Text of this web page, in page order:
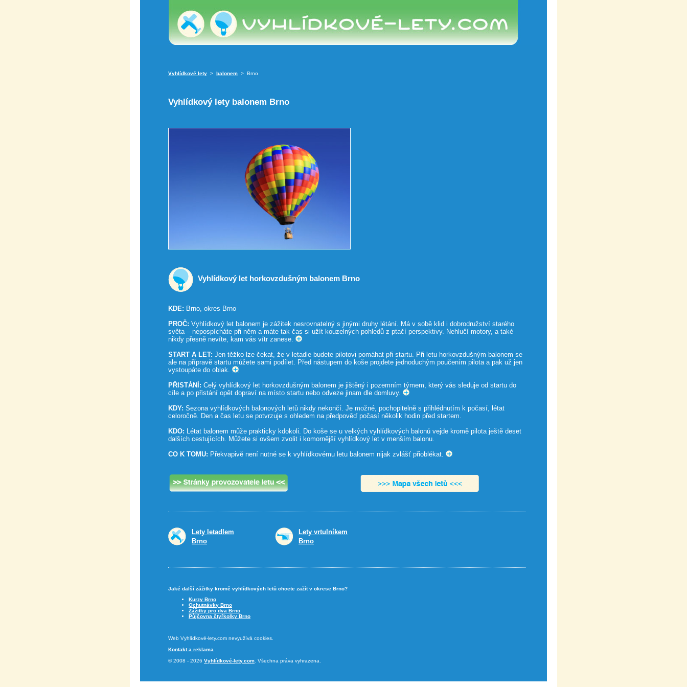
Vyhlídkové lety > balonem > Brno
Vyhlídkový lety balonem Brno
Vyhlídkový let horkovzdušným balonem Brno
KDE: Brno, okres Brno
PROČ: Vyhlídkový let balonem je zážitek nesrovnatelný s jinými druhy létání. Má v sobě klid i dobrodružství starého
světa – nepospícháte při něm a máte tak čas si užít kouzelných pohledů z ptačí perspektivy. Nehlučí motory, a také
nikdy přesně nevíte, kam vás vítr zanese.
START A LET: Jen těžko lze čekat, že v letadle budete pilotovi pomáhat při startu. Při letu horkovzdušným balonem se
ale na přípravě startu můžete sami podílet. Před nástupem do koše projdete jednoduchým poučením pilota a pak už jen
vystoupáte do oblak.
PŘISTÁNÍ: Celý vyhlídkový let horkovzdušným balonem je jištěný i pozemním týmem, který vás sleduje od startu do
cíle a po přistání opět dopraví na místo startu nebo odveze jinam dle domluvy.
KDY: Sezona vyhlídkových balonových letů nikdy nekončí. Je možné, pochopitelně s přihlédnutím k počasí, létat
celoročně. Den a čas letu se potvrzuje s ohledem na předpověď počasí několik hodin před startem.
KDO: Létat balonem může prakticky kdokoli. Do koše se u velkých vyhlídkových balonů vejde kromě pilota ještě deset
dalších cestujících. Můžete si ovšem zvolit i komornější vyhlídkový let v menším balonu.
CO K TOMU: Překvapivě není nutné se k vyhlídkovému letu balonem nijak zvlášť přioblékat.
Lety letadlem
Brno
Lety vrtulníkem
Brno
Jaké další zážitky kromě vyhlídkových letů chcete zažít v okrese Brno?
Kurzy Brno
Ochutnávky Brno
Zážitky pro dva Brno
Půjčovna čtyřkolky Brno
Web Vyhlídkové-lety.com nevyužívá cookies.
Kontakt a reklama
© 2008 - 2026 Vyhlídkové-lety.com . Všechna práva vyhrazena.